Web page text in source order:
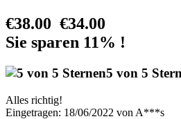
€38.00 €34.00
Sie sparen 11% !
5 von 5
Alles richtig!
Eingetragen: 18/06/2022 von A***s